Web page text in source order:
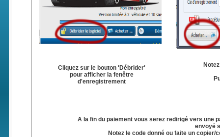
Cliquez sur le bouton 'Débrider'
pour afficher la fenêtre
d'enregistrement
A la fin du paiement vous serez redirigé vers une
envoyé
Notez le code donné ou faite un